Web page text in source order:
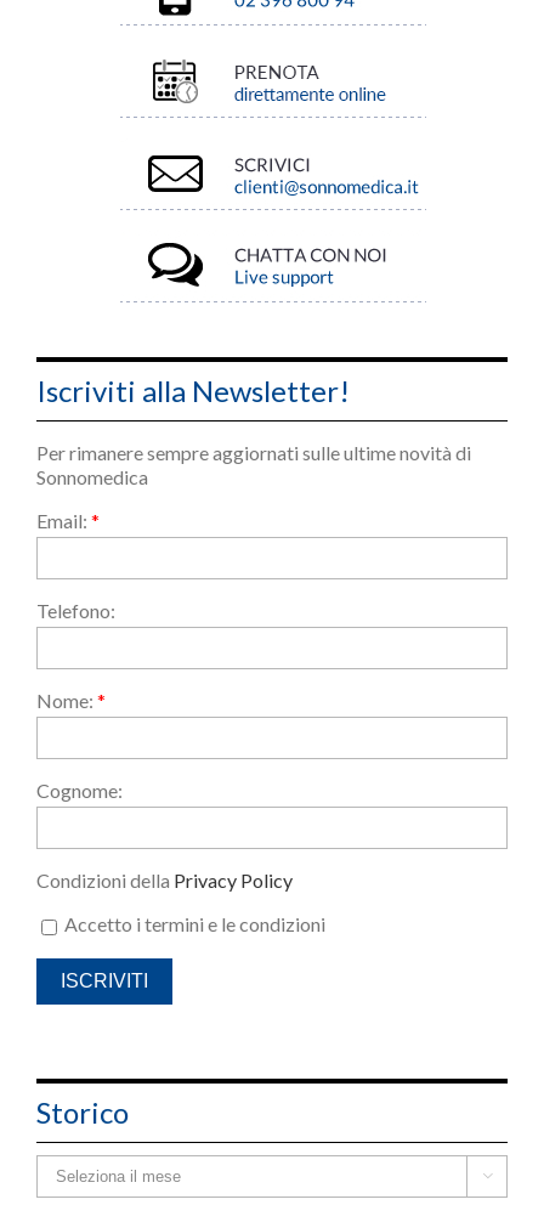
Iscriviti alla Newsletter!
Per rimanere sempre aggiornati sulle ultime novità di
Sonnomedica
Email: *
Telefono:
Nome: *
Cognome:
Condizioni della Privacy Policy
Accetto i termini e le condizioni
Storico
Storico 